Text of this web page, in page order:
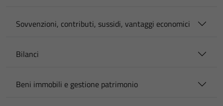
Sovvenzioni, contributi, sussidi, vantaggi economici
Bilanci
Beni immobili e gestione patrimonio